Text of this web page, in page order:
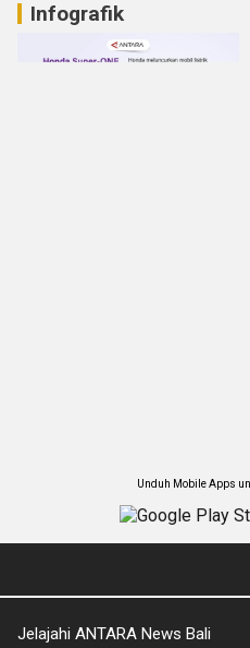
Infografik
Unduh Mobile Apps
Jelajahi ANTARA News Bali